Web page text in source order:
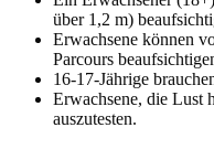
über 1,2 m)
Erwachsene können
Parcours
16-17-Jährige
Erwachsene, die Lust
auszutesten.